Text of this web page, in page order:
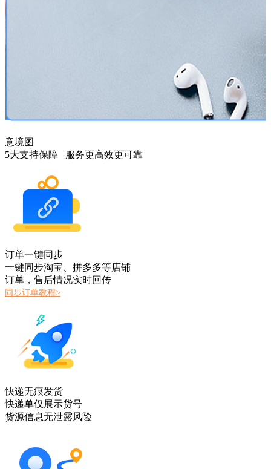
意境图
5大支持保障 服务更高效更可靠
订单一键同步
一键同步淘宝、拼多多等店铺
订单，售后情况实时回传
同步订单教程>
快递无痕发货
快递单仅展示货号
货源信息无泄露风险